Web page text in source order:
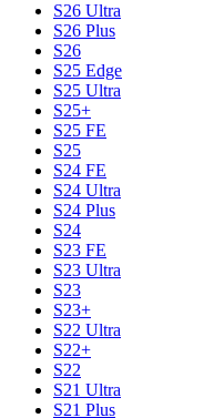
S26 Ultra
S26 Plus
S26
S25 Edge
S25 Ultra
S25+
S25 FE
S25
S24 FE
S24 Ultra
S24 Plus
S24
S23 FE
S23 Ultra
S23
S23+
S22 Ultra
S22+
S22
S21 Ultra
S21 Plus